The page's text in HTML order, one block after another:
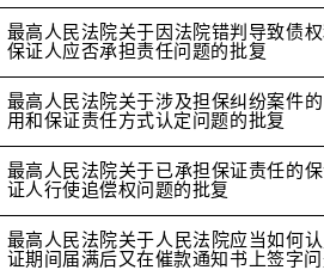
最高人民法院关于因法院错判导致债
保证人应否承担责任问题的批复
最高人民法院关于涉及担保纠纷案件
用和保证责任方式认定问题的批复
最高人民法院关于已承担保证责任的
证人行使追偿权问题的批复
最高人民法院关于人民法院应当如何
证期间届满后又在催款通知书上签字